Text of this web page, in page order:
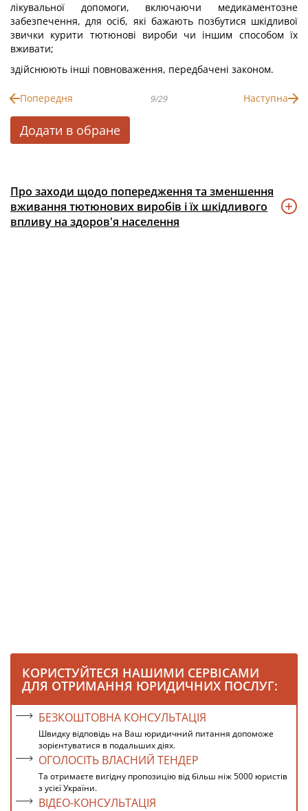
лікувальної допомоги, включаючи медикаментозне
забезпечення, для осіб, які бажають позбутися шкідливої
звички курити тютюнові вироби чи іншим способом їх
вживати;
здійснюють інші повноваження, передбачені законом.
Попередня 9/29 Наступна
Додати в обране
Про заходи щодо попередження та зменшення
вживання тютюнових виробів і їх шкідливого
впливу на здоров'я населення
КОРИСТУЙТЕСЯ НАШИМИ СЕРВІСАМИ
ДЛЯ ОТРИМАННЯ ЮРИДИЧНИХ ПОСЛУГ:
БЕЗКОШТОВНА КОНСУЛЬТАЦІЯ
Швидку відповідь на Ваш юридичний питання допоможе
зорієнтуватися в подальших діях.
ОГОЛОСІТЬ ВЛАСНИЙ ТЕНДЕР
Та отримаєте вигідну пропозицію від більш ніж 5000 юристів
з усієї України.
ВІДЕО-КОНСУЛЬТАЦІЯ